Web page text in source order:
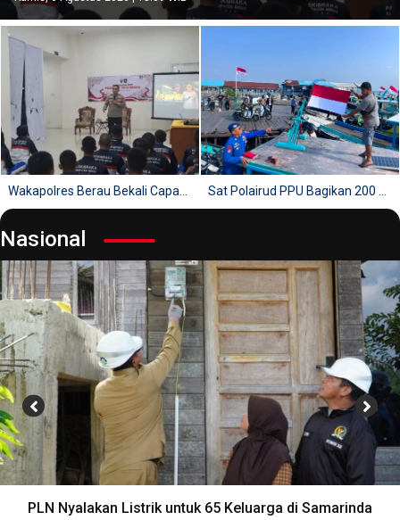
Petelur dari Pesantren
Wakapolres Berau Bekali Capaskibraka Jiwa Kepemimpinan
Sat Polairud PPU Bagikan 200
Nasional
PLN Nyalakan Listrik untuk 65 Keluarga di Samarinda